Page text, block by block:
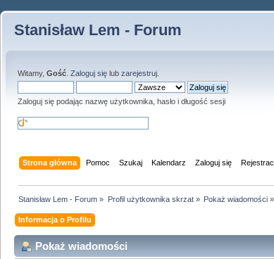
Stanisław Lem - Forum
Witamy, Gość Zaloguj się lub zarejestruj
Zaloguj się podając nazwę użytkownika, hasło i długość sesji
Strona główna Pomoc Szukaj Kalendarz Zaloguj się
Stanisław Lem - Forum » Profil użytkownika skrzat» Pokaż wiadomości»
Informacja o Profilu
Pokaż wiadomości